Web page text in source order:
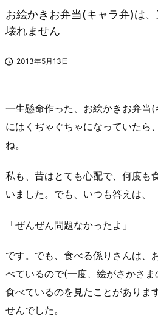
お絵かきお弁当(キャラ弁)は
壊れません
 2013年5月13日
一生懸命作った、お絵かきお弁当
にはくぢゃぐちゃになっていたら
ね。
私も、昔はとても心配で、何度も
いました。でも、いつも答えは、
「ぜんぜん問題なかったよ」
です。でも、食べる係りさんは、
べているので(一度、絵がさかさ
食べているのを見たことがありま
せんでした。